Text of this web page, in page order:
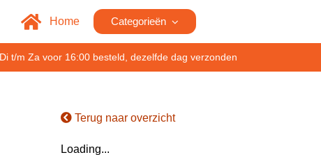
Home Categorieën
t/m Za voor 16:00 besteld, dezelfde dag verzonden
Terug naar overzicht
Loading...